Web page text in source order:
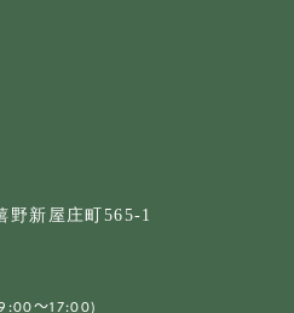
野新屋庄町565-1
〜17:00)